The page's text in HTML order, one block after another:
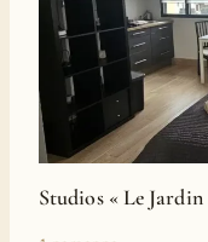
Studios « Le Jardin